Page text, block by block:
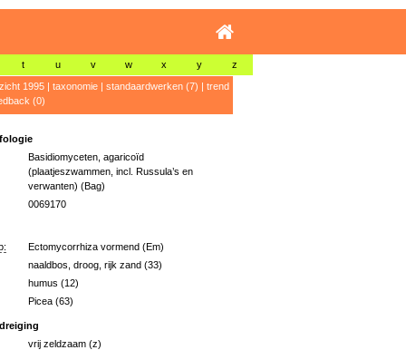
t u v w x y z
1995| taxonomie| standaardwerken (7) | trend
(0)
Basidiomyceten, agaricoïd
(plaatjeszwammen, incl. Russula’s en
verwanten) (Bag)
0069170
Ectomycorrhiza vormend (Em)
naaldbos, droog, rijk zand (33)
humus (12)
Picea (63)
vrij zeldzaam (z)